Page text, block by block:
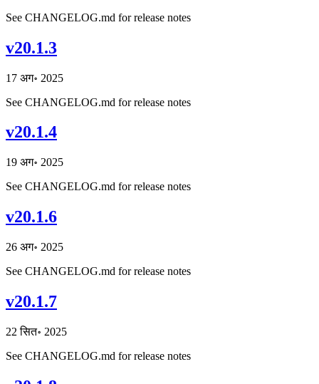
See CHANGELOG.md for release notes
v20.1.3
17 अग॰ 2025
See CHANGELOG.md for release notes
v20.1.4
19 अग॰ 2025
See CHANGELOG.md for release notes
v20.1.6
26 अग॰ 2025
See CHANGELOG.md for release notes
v20.1.7
22 सित॰ 2025
See CHANGELOG.md for release notes